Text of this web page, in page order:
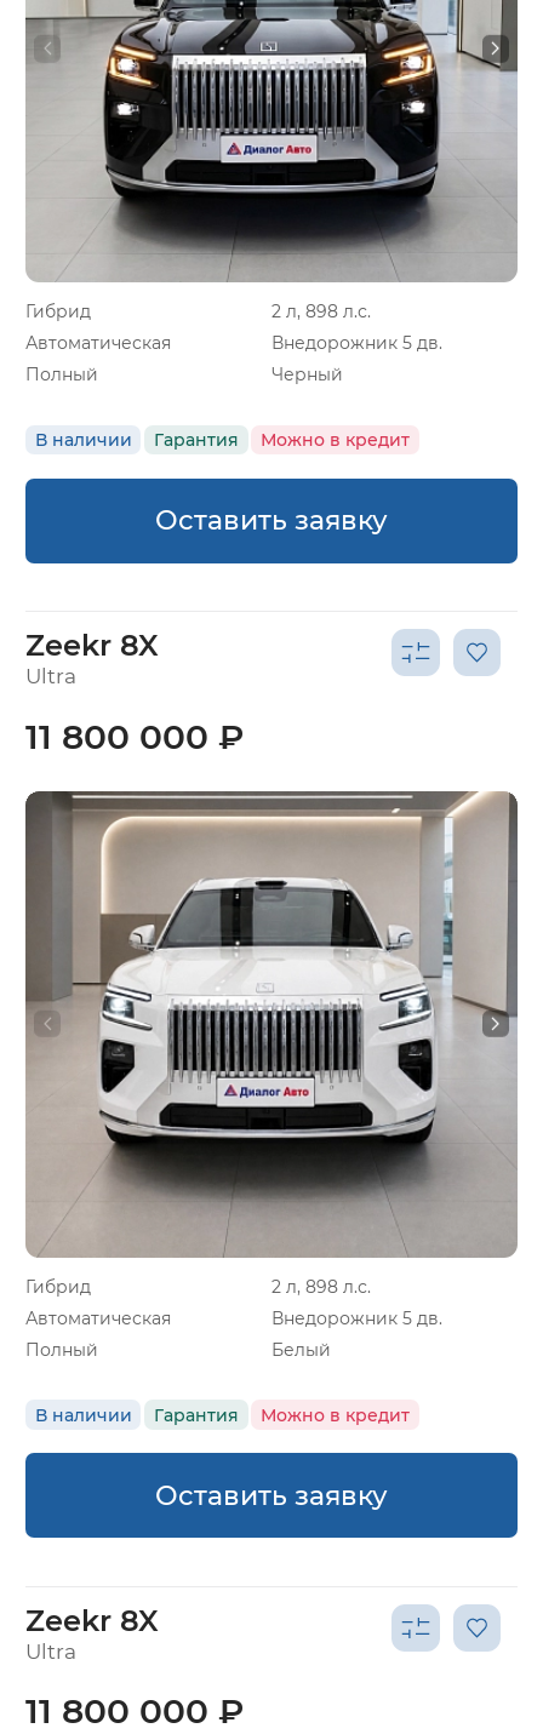
Гибрид
2 л, 898 л.с.
Автоматическая
Внедорожник 5 дв.
Полный
Черный
В наличии Гарантия Можно в кредит
Оставить заявку
Zeekr 8X
Ultra
Гибрид
2 л, 898 л.с.
Автоматическая
Внедорожник 5 дв.
Полный
Белый
В наличии Гарантия Можно в кредит
11 800 000 ₽
Оставить заявку
Zeekr 8X
Ultra
11 800 000 ₽